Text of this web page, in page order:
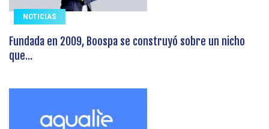
NOTICIAS
Fundada en 2009, Boospa se construyó sobre un nicho
que...